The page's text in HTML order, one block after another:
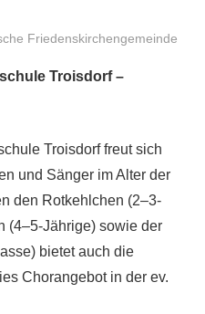
Friedenskirchengemeinde
Troisdorf –
Troisdorf freut sich
und Sänger im Alter der
den Rotkehlchen (2–3-
(4–5-Jährige) sowie der
bietet auch die
Chorangebot in der ev.